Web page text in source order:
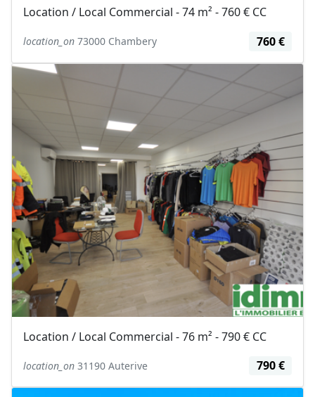
Location / Local Commercial - 74 m² - 760 € CC
location_on 73000 Chambery 760 €
Location / Local Commercial - 76 m² - 790 € CC
location_on 31190 Auterive 790 €